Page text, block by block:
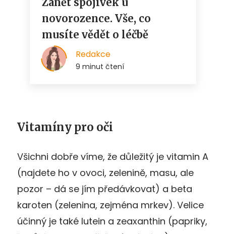
Vitamíny pro oči
Všichni dobře víme, že důležitý je vitamin A
(najdete ho v ovoci, zelenině, masu, ale
pozor – dá se jím předávkovat) a beta
karoten (zelenina, zejména mrkev). Velice
účinný je také lutein a zeaxanthin (papriky,